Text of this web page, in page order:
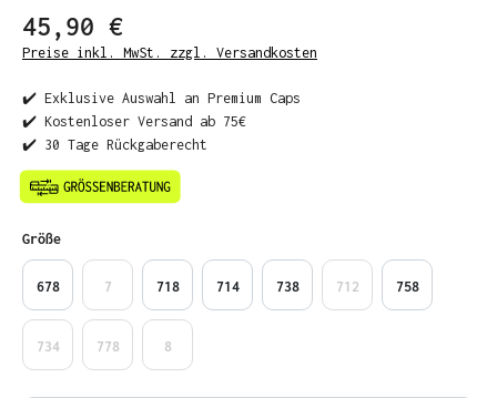
45,90 €
Preise inkl. MwSt. zzgl. Versandkosten
✔️ Exklusive Auswahl an Premium Caps
✔️ Kostenloser Versand ab 75€
✔️ 30 Tage Rückgaberecht
Größeauswählen
678 7 718 714 738 712 758
734 778 8